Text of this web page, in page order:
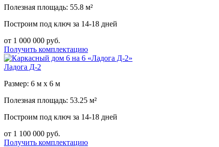
Полезная площадь: 55.8 м²
Построим под ключ за 14-18 дней
от 1 000 000 руб.
Получить комплектацию
Ладога Д-2
Размер: 6 м х 6 м
Полезная площадь: 53.25 м²
Построим под ключ за 14-18 дней
от 1 100 000 руб.
Получить комплектацию